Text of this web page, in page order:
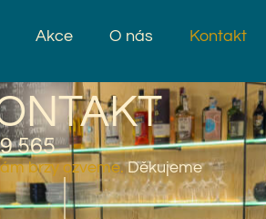
Akce O nás Kontakt
565
brzy ozveme.Děkujeme